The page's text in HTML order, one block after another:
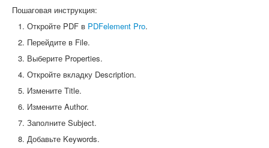
Пошаговая инструкция:
Откройте PDF в PDFelement Pro.
Перейдите в File.
Выберите Properties.
Откройте вкладку Description.
Измените Title.
Измените Author.
Заполните Subject.
Добавьте Keywords.